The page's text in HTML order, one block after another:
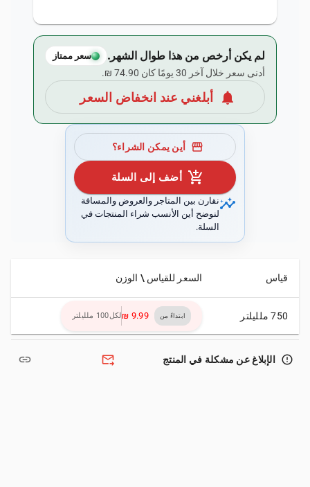
لم يكن أرخص من هذا طوال الشهر. سعر ممتاز
أدنى سعر خلال آخر 30 يومًا كان ‏74.90 ₪.
notifications أبلغني عند انخفاض السعر
storefront أين يمكن الشراء؟
add_shopping_cart أضف إلى السلة
insightsنقارن بين المتاجر والعروض والمسافة
لنوضح أين الأنسب شراء المنتجات في
السلة.
قياس السعر للقياس \ الوزن
750 ملليلتر ابتداءً من ‏9.99 ₪ لكل100 ملليلتر
error_outline الإبلاغ عن مشكلة في المنتج forward_to_inbox
link